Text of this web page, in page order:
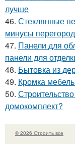
лучше
46. Стеклянные
минусы
47. Панели для
панели для
48. Бытовка из
49. Кромка
50.
домокомплект?
© 2026 Строить все